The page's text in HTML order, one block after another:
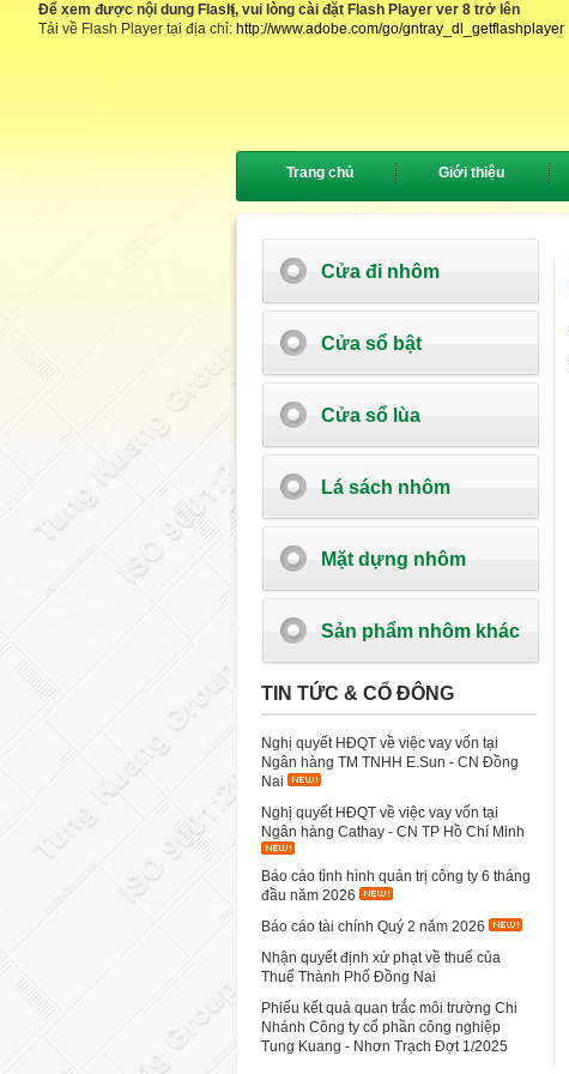
Để xem được nội dung Flash, vui lòng cài đặt Flash Player ver 8 trở lên
Tải về Flash Player tại địa chỉ: http://www.adobe.com/go/gntray_dl_getflashplayer
{
Trang chủ Giới thiệu
Cửa đi nhôm
Cửa sổ bật
Cửa sổ lùa
Lá sách nhôm
Mặt dựng nhôm
Sản phẩm nhôm khác
TIN TỨC & CỔ ĐÔNG
Nghị quyết HĐQT về việc vay vốn tại
Ngân hàng TM TNHH E.Sun - CN Đồng
Nai
Nghị quyết HĐQT về việc vay vốn tại
Ngân hàng Cathay - CN TP Hồ Chí Minh
Báo cáo tình hình quản trị công ty 6 tháng
đầu năm 2026
Báo cáo tài chính Quý 2 năm 2026
Nhận quyết định xử phạt về thuế của
Thuế Thành Phố Đồng Nai
Phiếu kết quả quan trắc môi trường Chi
Nhánh Công ty cổ phần công nghiệp
Tung Kuang - Nhơn Trạch Đợt 1/2025